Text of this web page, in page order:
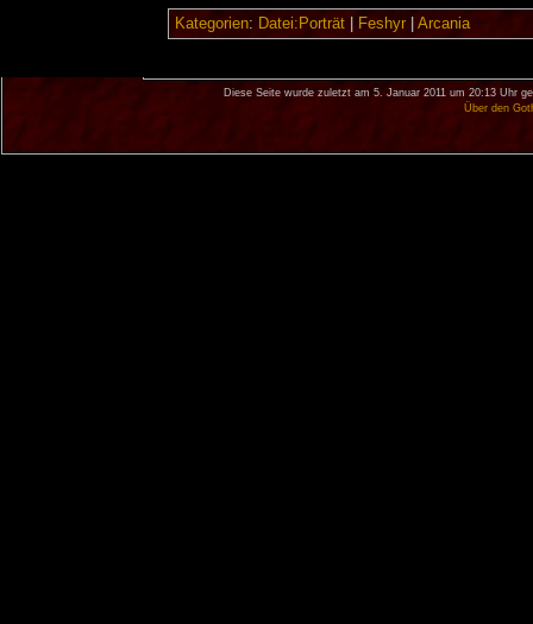
Kategorien: Datei:Porträt| Feshyr| Arcania
Diese Seite wurde zuletzt am 5. Januar 2011 um 20:13 Uhr
Über den